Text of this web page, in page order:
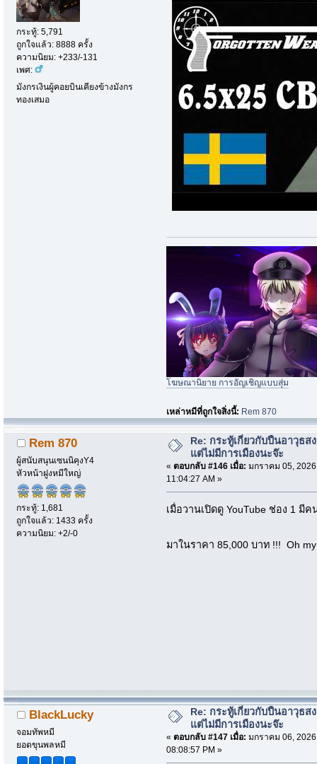
กระทู้: 5,791
ถูกใจแล้ว: 8888 ครั้ง
ความนิยม: +233/-131
เพศ:
มังกรเงินผู้คอยบินเคียงข้างมังกร
ทองเสมอ
โฆษณานิยาย การอัญเชิญแบบสุ่ม
เหล่าหมีที่ถูกใจสิ่งนี้: Rem 870
Rem 870
ผู้สนับสนุนเซนนิคุงY4
หัวหน้าฝูงหมีใหญ่
กระทู้: 1,681
ถูกใจแล้ว: 1433 ครั้ง
ความนิยม: +2/-0
Re: กระทู้เกี่ยวกับปืนอาวุธส
แต่ไม่มีการเมืองนะจ๊ะ
« ตอบกลับ #146 เมื่อ: มกราคม 05,
11:04:27 AM »
เมื่อวานเปิดดู YouTube ช่อง 1
มาในราคา 85,000 บาท !!! Oh
BlackLucky
จอมทัพหมี
ยอดขุนพลหมี
Re: กระทู้เกี่ยวกับปืนอาวุธส
แต่ไม่มีการเมืองนะจ๊ะ
« ตอบกลับ #147 เมื่อ: มกราคม 06,
08:08:57 PM »